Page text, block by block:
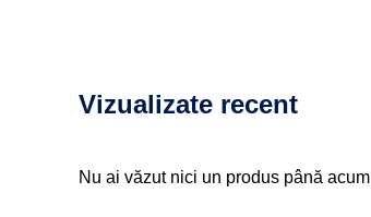
Vizualizate recent
Nu ai văzut nici un produs până acum